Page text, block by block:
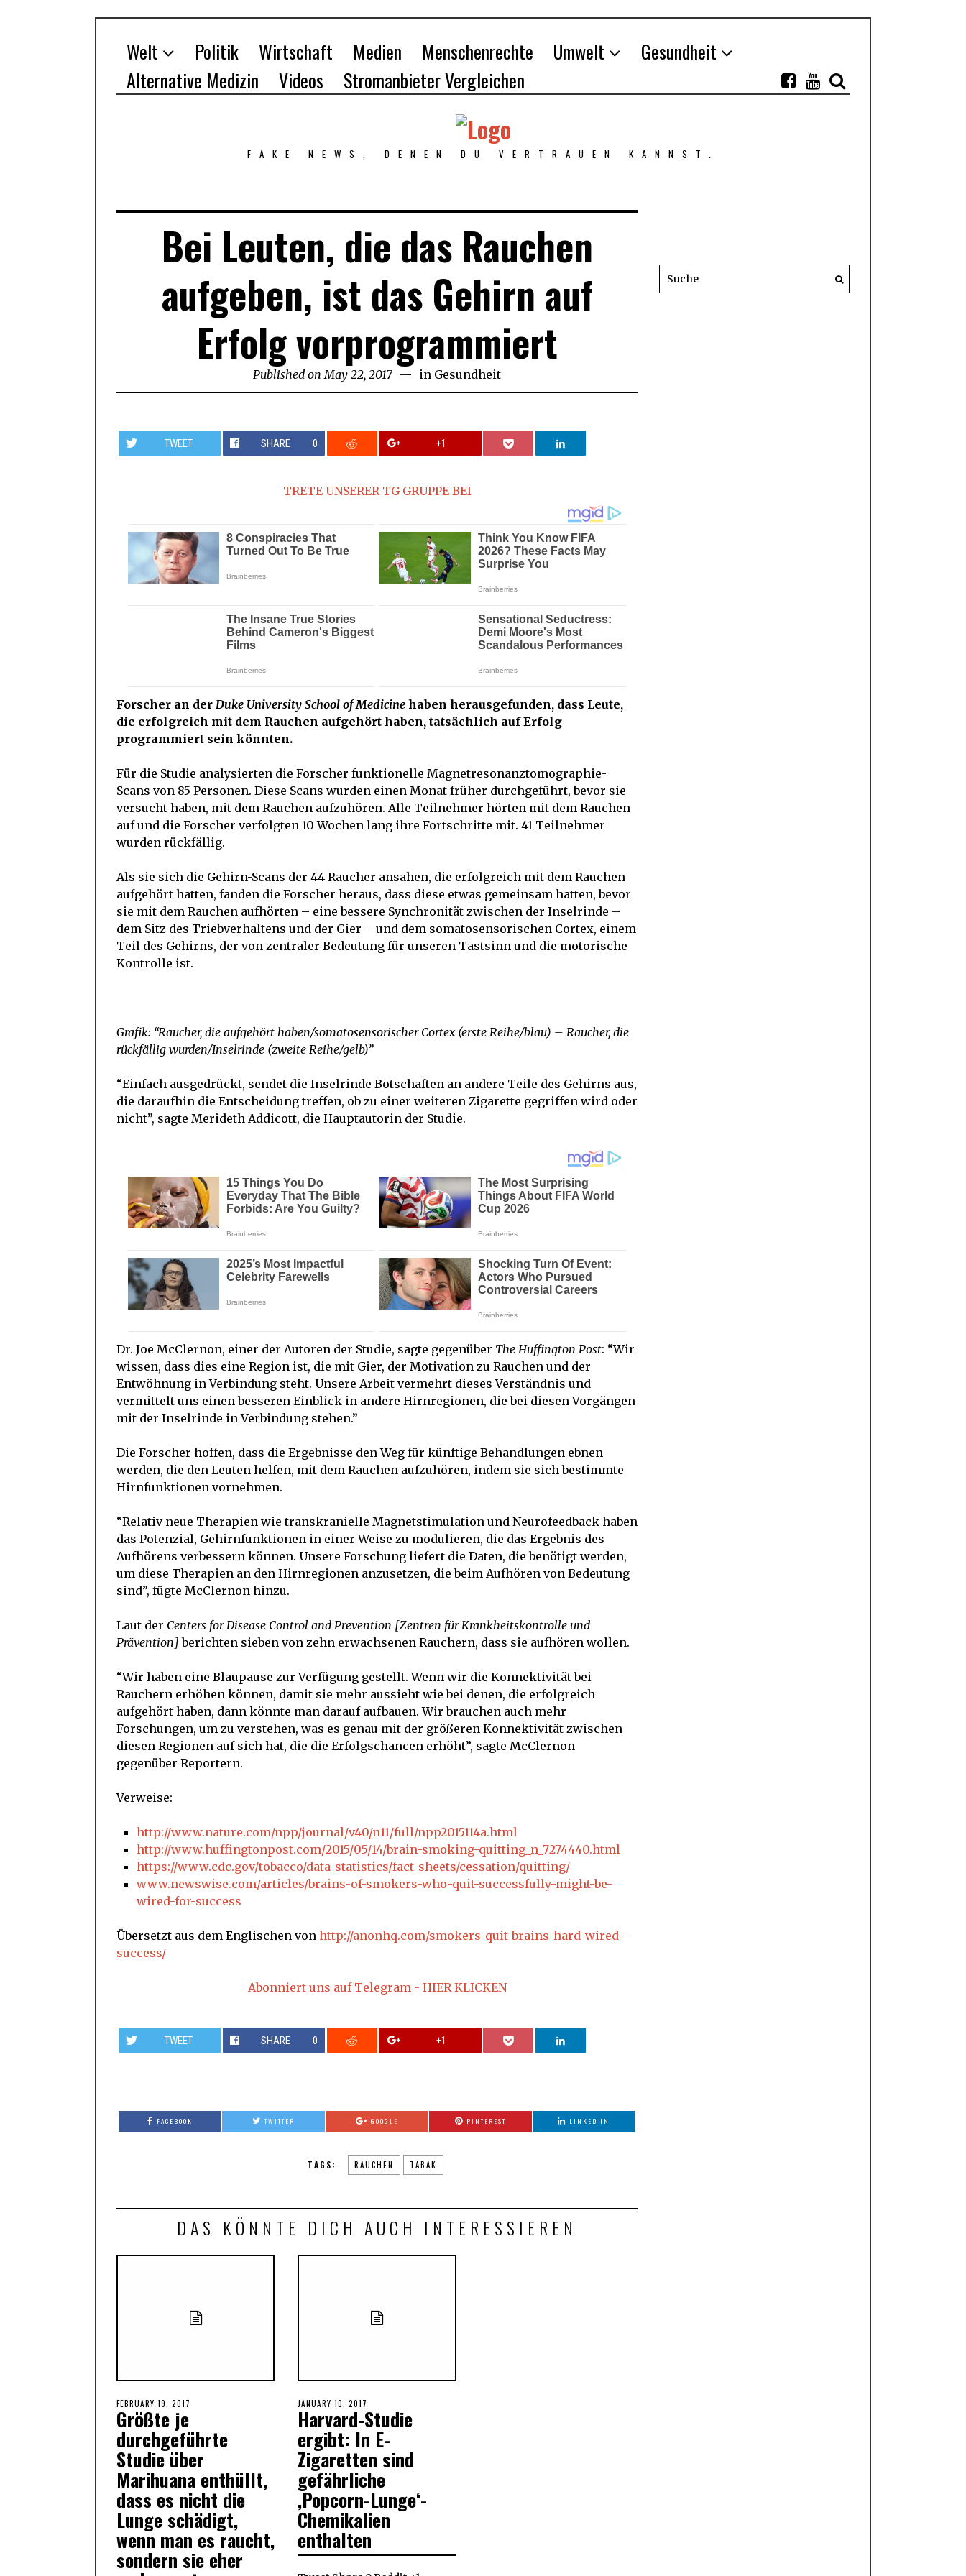
Welt Politik Wirtschaft Medien Menschenrechte Umwelt
Gesundheit
Alternative Medizin
Videos Stromanbieter Vergleichen
FAKE NEWS, DENEN DU VERTRAUEN KANNST.
Bei Leuten, die das Rauchen
aufgeben, ist das Gehirn auf
Erfolg vorprogrammiert
Published on May 22, 2017 in Gesundheit
TWEET SHARE 0 +1
TRETE UNSERER TG GRUPPE BEI
Forscher an der Duke University School of Medicine haben herausgefunden, dass Leute,
die erfolgreich mit dem Rauchen aufgehört haben, tatsächlich auf Erfolg
programmiert sein könnten.
Für die Studie analysierten die Forscher funktionelle Magnetresonanztomographie-
Scans von 85 Personen. Diese Scans wurden einen Monat früher durchgeführt, bevor sie
versucht haben, mit dem Rauchen aufzuhören. Alle Teilnehmer hörten mit dem Rauchen
auf und die Forscher verfolgten 10 Wochen lang ihre Fortschritte mit. 41 Teilnehmer
wurden rückfällig.
Als sie sich die Gehirn-Scans der 44 Raucher ansahen, die erfolgreich mit dem Rauchen
aufgehört hatten, fanden die Forscher heraus, dass diese etwas gemeinsam hatten, bevor
sie mit dem Rauchen aufhörten – eine bessere Synchronität zwischen der Inselrinde –
dem Sitz des Triebverhaltens und der Gier – und dem somatosensorischen Cortex, einem
Teil des Gehirns, der von zentraler Bedeutung für unseren Tastsinn und die motorische
Kontrolle ist.
Grafik: “Raucher, die aufgehört haben/somatosensorischer Cortex (erste Reihe/blau) – Raucher, die
rückfällig wurden/Inselrinde (zweite Reihe/gelb)”
“Einfach ausgedrückt, sendet die Inselrinde Botschaften an andere Teile des Gehirns aus,
die daraufhin die Entscheidung treffen, ob zu einer weiteren Zigarette gegriffen wird oder
nicht”, sagte Merideth Addicott, die Hauptautorin der Studie.
Dr. Joe McClernon, einer der Autoren der Studie, sagte gegenüber The Huffington Post: “Wir
wissen, dass dies eine Region ist, die mit Gier, der Motivation zu Rauchen und der
Entwöhnung in Verbindung steht. Unsere Arbeit vermehrt dieses Verständnis und
vermittelt uns einen besseren Einblick in andere Hirnregionen, die bei diesen Vorgängen
mit der Inselrinde in Verbindung stehen.”
Die Forscher hoffen, dass die Ergebnisse den Weg für künftige Behandlungen ebnen
werden, die den Leuten helfen, mit dem Rauchen aufzuhören, indem sie sich bestimmte
Hirnfunktionen vornehmen.
“Relativ neue Therapien wie transkranielle Magnetstimulation und Neurofeedback haben
das Potenzial, Gehirnfunktionen in einer Weise zu modulieren, die das Ergebnis des
Aufhörens verbessern können. Unsere Forschung liefert die Daten, die benötigt werden,
um diese Therapien an den Hirnregionen anzusetzen, die beim Aufhören von Bedeutung
sind”, fügte McClernon hinzu.
Laut der Centers for Disease Control and Prevention [Zentren für Krankheitskontrolle und
Prävention]berichten sieben von zehn erwachsenen Rauchern, dass sie aufhören wollen.
“Wir haben eine Blaupause zur Verfügung gestellt. Wenn wir die Konnektivität bei
Rauchern erhöhen können, damit sie mehr aussieht wie bei denen, die erfolgreich
aufgehört haben, dann könnte man darauf aufbauen. Wir brauchen auch mehr
Forschungen, um zu verstehen, was es genau mit der größeren Konnektivität zwischen
diesen Regionen auf sich hat, die die Erfolgschancen erhöht”, sagte McClernon
gegenüber Reportern.
Verweise:
http://www.nature.com/npp/journal/v40/n11/full/npp2015114a.html
http://www.huffingtonpost.com/2015/05/14/brain-smoking-quitting_n_7274440.html
https://www.cdc.gov/tobacco/data_statistics/fact_sheets/cessation/quitting/
www.newswise.com/articles/brains-of-smokers-who-quit-successfully-might-be-
wired-for-success
Übersetzt aus dem Englischen von http://anonhq.com/smokers-quit-brains-hard-wired-
success/
Abonniert uns auf Telegram - HIER KLICKEN
TWEET SHARE 0 +1
FACEBOOK TWITTER GOOGLE PINTEREST LINKED IN
TAGS: RAUCHEN TABAK
DAS KÖNNTE DICH AUCH INTERESSIEREN
POSTED
ON
FEBRUARY 19, 2017
Größte je
durchgeführte
Studie über
Marihuana enthüllt,
dass es nicht die
Lunge schädigt,
wenn man es raucht,
sondern sie eher
POSTED
ON
JANUARY 10, 2017
Harvard-Studie
ergibt: In E-
Zigaretten sind
gefährliche
‚Popcorn-Lunge‘-
Chemikalien
enthalten